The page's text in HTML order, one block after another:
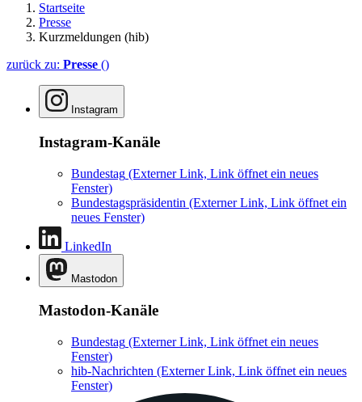
Startseite
Presse
Kurzmeldungen (hib)
zurück zu: Presse ()
Instagram
Instagram-Kanäle
Bundestag (Externer Link, Link öffnet ein neues
Fenster)
Bundestagspräsidentin (Externer Link, Link öffnet ein
neues Fenster)
LinkedIn
Mastodon
Mastodon-Kanäle
Bundestag (Externer Link, Link öffnet ein neues
Fenster)
hib-Nachrichten (Externer Link, Link öffnet ein neues
Fenster)